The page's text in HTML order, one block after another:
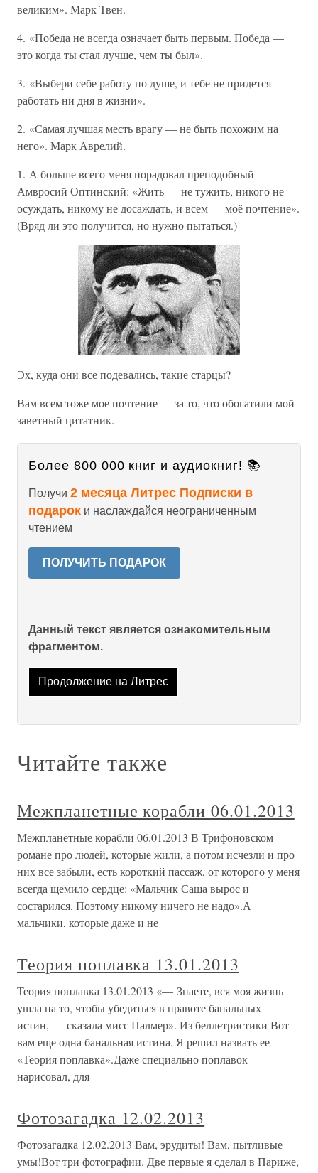
великим». Марк Твен.
4. «Победа не всегда означает быть первым. Победа —
это когда ты стал лучше, чем ты был».
3. «Выбери себе работу по душе, и тебе не придется
работать ни дня в жизни».
2. «Самая лучшая месть врагу — не быть похожим на
него». Марк Аврелий.
1. А больше всего меня порадовал преподобный
Амвросий Оптинский: «Жить — не тужить, никого не
осуждать, никому не досаждать, и всем — моё почтение».
(Вряд ли это получится, но нужно пытаться.)
Эх, куда они все подевались, такие старцы?
Вам всем тоже мое почтение — за то, что обогатили мой
заветный цитатник.
Более 800 000 книг и аудиокниг! 📚
Получи 2 месяца Литрес Подписки в
подарок и наслаждайся неограниченным
чтением
ПОЛУЧИТЬ ПОДАРОК
Данный текст является ознакомительным
фрагментом.
Продолжение на Литрес
Читайте также
Межпланетные корабли 06.01.2013
Межпланетные корабли 06.01.2013 В Трифоновском
романе про людей, которые жили, а потом исчезли и про
них все забыли, есть короткий пассаж, от которого у меня
всегда щемило сердце: «Мальчик Саша вырос и
состарился. Поэтому никому ничего не надо».А
мальчики, которые даже и не
Теория поплавка 13.01.2013
Теория поплавка 13.01.2013 «— Знаете, вся моя жизнь
ушла на то, чтобы убедиться в правоте банальных
истин, — сказала мисс Палмер». Из беллетристики Вот
вам еще одна банальная истина. Я решил назвать ее
«Теория поплавка».Даже специально поплавок
нарисовал, для
Фотозагадка 12.02.2013
Фотозагадка 12.02.2013 Вам, эрудиты! Вам, пытливые
умы!Вот три фотографии. Две первые я сделал в Париже,